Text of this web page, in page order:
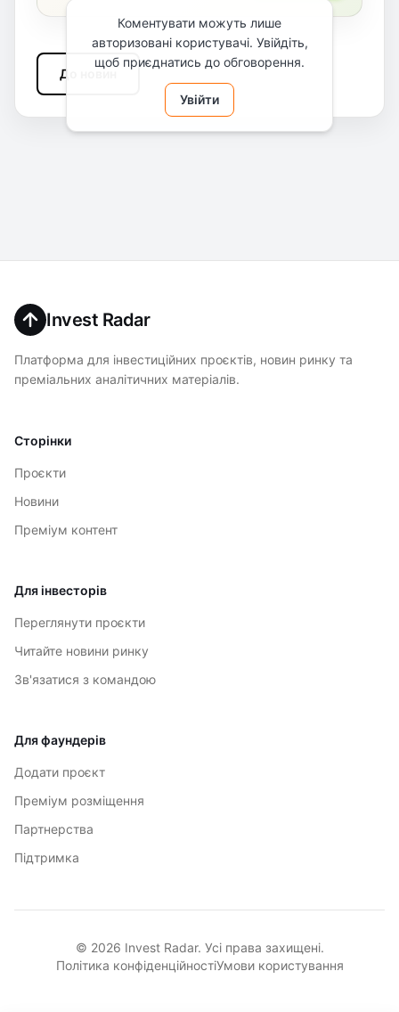
Коментувати можуть лише
авторизовані користувачі. Увійдіть,
щоб приєднатись до обговорення.
Увійти
До новин
Invest Radar
Платформа для інвестиційних проєктів, новин ринку та
преміальних аналітичних матеріалів.
Сторінки
Проєкти
Новини
Преміум контент
Для інвесторів
Переглянути проєкти
Читайте новини ринку
Зв'язатися з командою
Для фаундерів
Додати проєкт
Преміум розміщення
Партнерства
Підтримка
© 2026 Invest Radar. Усі права захищені.
Політика конфіденційностіУмови користування